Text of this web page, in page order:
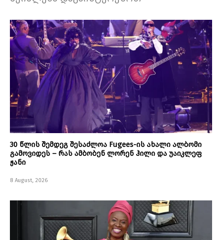
30 წლის შემდეგ შესაძლოა Fugees-ის ახალი ალბომი
გამოვიდეს – რას ამბობენ ლორენ ჰილი და უაიკლეფ
ჟანი
8 August, 2026